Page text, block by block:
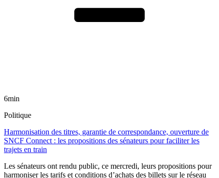
6min
Politique
Harmonisation des titres, garantie de correspondance, ouverture de
SNCF Connect : les propositions des sénateurs pour faciliter les
trajets en train
Les sénateurs ont rendu public, ce mercredi, leurs propositions pour
harmoniser les tarifs et conditions d’achats des billets sur le réseau